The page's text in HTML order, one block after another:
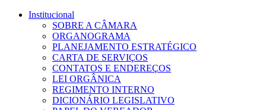
Institucional
SOBRE A CÂMARA
ORGANOGRAMA
PLANEJAMENTO ESTRATÉGICO
CARTA DE SERVIÇOS
CONTATOS E ENDEREÇOS
LEI ORGÂNICA
REGIMENTO INTERNO
DICIONÁRIO LEGISLATIVO